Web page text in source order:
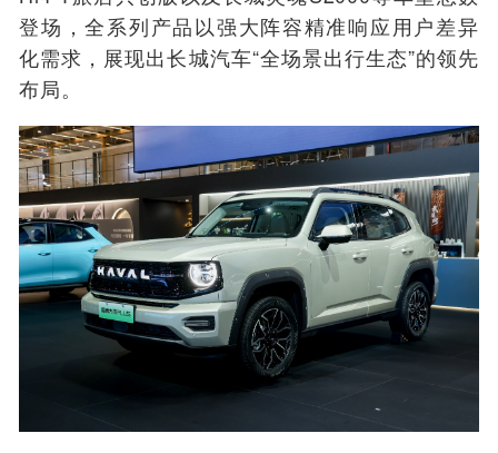
登场，全系列产品以强大阵容精准响应用户差异
化需求，展现出长城汽车“全场景出行生态”的领先
布局。